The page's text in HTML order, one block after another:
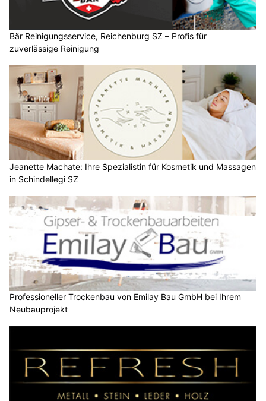
Bär Reinigungsservice, Reichenburg SZ – Profis für
zuverlässige Reinigung
Jeanette Machate: Ihre Spezialistin für Kosmetik und Massagen
in Schindellegi SZ
Professioneller Trockenbau von Emilay Bau GmbH bei Ihrem
Neubauprojekt